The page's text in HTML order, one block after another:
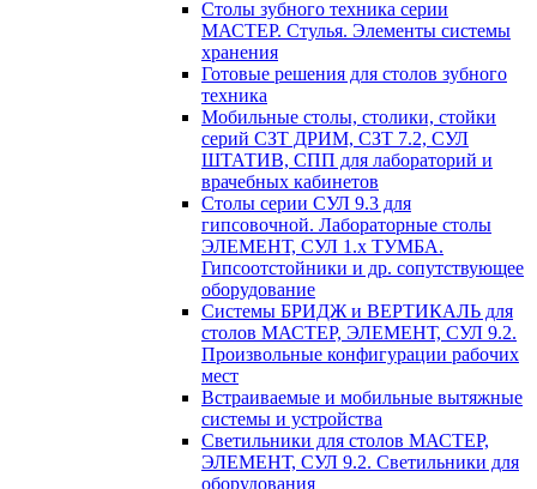
Столы зубного техника серии
МАСТЕР. Стулья. Элементы системы
хранения
Готовые решения для столов зубного
техника
Мобильные столы, столики, стойки
серий СЗТ ДРИМ, СЗТ 7.2, СУЛ
ШТАТИВ, СПП для лабораторий и
врачебных кабинетов
Столы серии СУЛ 9.3 для
гипсовочной. Лабораторные столы
ЭЛЕМЕНТ, СУЛ 1.х ТУМБА.
Гипсоотстойники и др. сопутствующее
оборудование
Системы БРИДЖ и ВЕРТИКАЛЬ для
столов МАСТЕР, ЭЛЕМЕНТ, СУЛ 9.2.
Произвольные конфигурации рабочих
мест
Встраиваемые и мобильные вытяжные
системы и устройства
Светильники для столов МАСТЕР,
ЭЛЕМЕНТ, СУЛ 9.2. Светильники для
оборудования